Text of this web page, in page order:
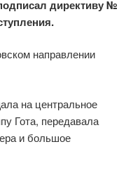
директиву №
направлении
на центральное
Гота, передавала
и большое